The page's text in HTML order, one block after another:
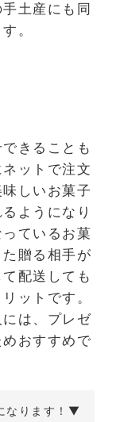
土産にも同
。
きることも
ットで注文
しいお菓子
ようになり
ているお菓
贈る相手が
配送しても
ットです。
は、プレゼ
おすすめで
なります！▼